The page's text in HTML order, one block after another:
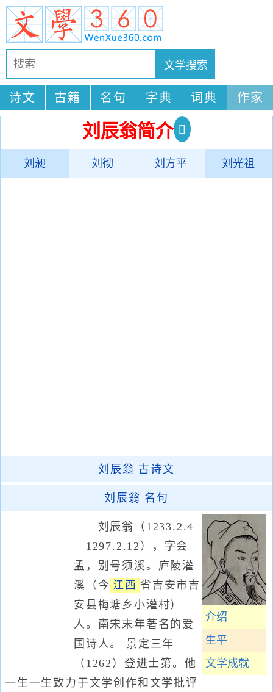
诗文 古籍 名句 字典 词典 作家
刘辰翁简介
刘昶 刘彻 刘方平 刘光祖
刘辰翁 古诗文
刘辰翁 名句
介绍
生平
文学成就
刘辰翁（1233.2.4
—1297.2.12），字会
孟，别号须溪。庐陵灌
溪（今 江西 省吉安市吉
安县梅塘乡小灌村）
人。南宋末年著名的爱
国诗人。 景定三年
（1262）登进士第。他
一生一生致力于文学创作和文学批评